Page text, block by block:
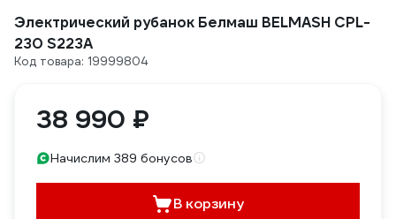
Электрический рубанок Белмаш BELMASH CPL-
230 S223A
Код товара: 19999804
38 990 ₽
Начислим 389 бонусов
В корзину